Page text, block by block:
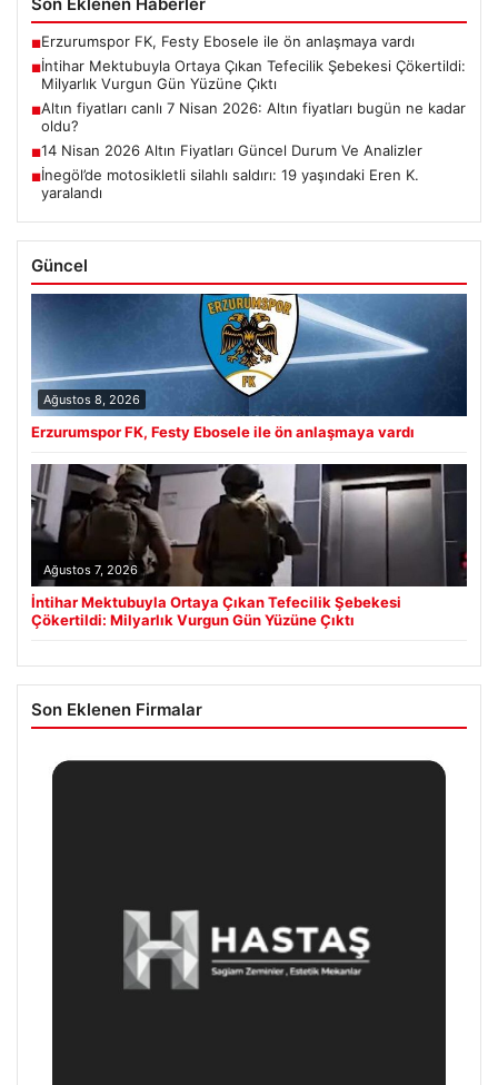
■Erzurumspor FK, Festy Ebosele ile ön anlaşmaya vardı
■İntihar Mektubuyla Ortaya Çıkan Tefecilik Şebekesi Çökertildi:
Milyarlık Vurgun Gün Yüzüne Çıktı
■Altın fiyatları canlı 7 Nisan 2026: Altın fiyatları bugün ne kadar
oldu?
■14 Nisan 2026 Altın Fiyatları Güncel Durum Ve Analizler
■İnegöl’de motosikletli silahlı saldırı: 19 yaşındaki Eren K.
yaralandı
Güncel
Ağustos 8, 2026
Erzurumspor FK, Festy Ebosele ile ön anlaşmaya vardı
Ağustos 7, 2026
İntihar Mektubuyla Ortaya Çıkan Tefecilik Şebekesi
Çökertildi: Milyarlık Vurgun Gün Yüzüne Çıktı
Son Eklenen Firmalar